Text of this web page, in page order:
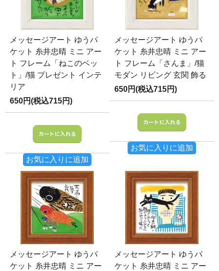
メッセージアート ゆうパ
ケット 糸井忠晴 ミニ アー
ト フレーム「ねこのベッ
ト」/猫 プレゼント インテ
リア
650円(税込715円)
お気に入りに追加
メッセージアート ゆうパ
ケット 糸井忠晴 ミニ アー
ト フレーム「さんま」/猫
モダン リビング 玄関 飾る
650円(税込715円)
お気に入りに追加
メッセージアート ゆうパ
ケット 糸井忠晴 ミニ アー
メッセージアート ゆうパ
ケット 糸井忠晴 ミニ アー